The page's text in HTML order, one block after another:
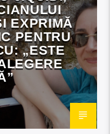
EXPRIMĂ
PENTRU
„ESTE